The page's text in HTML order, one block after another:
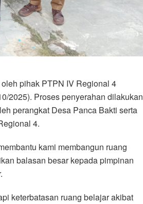
pihak PTPN IV Regional 4
2025). Proses penyerahan dilakukan
perangkat Desa Panca Bakti serta
4.
kami membangun ruang
balasan besar kepada pimpinan
keterbatasan ruang belajar akibat